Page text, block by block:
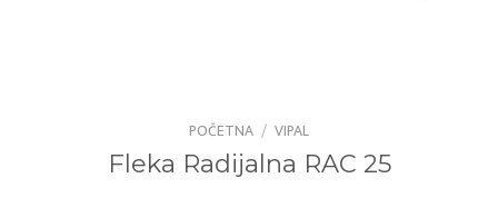
POČETNA / VIPAL
Fleka Radijalna RAC 25